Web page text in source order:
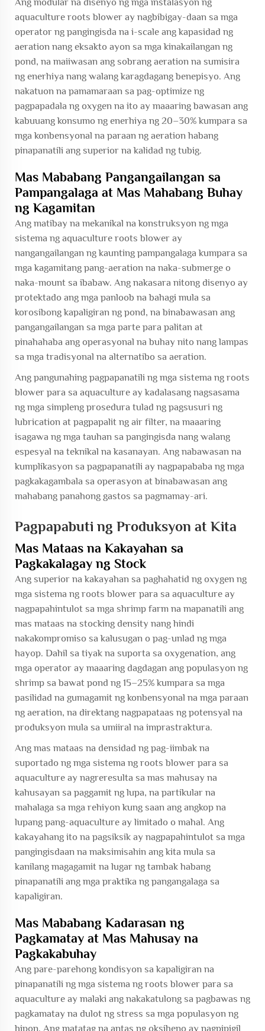
aquaculture roots blower ay nagbibigay-daan sa mga
operator ng pangingisda na i-scale ang kapasidad ng
aeration nang eksakto ayon sa mga kinakailangan ng
pond, na maiiwasan ang sobrang aeration na sumisira
ng enerhiya nang walang karagdagang benepisyo. Ang
nakatuon na pamamaraan sa pag-optimize ng
pagpapadala ng oxygen na ito ay maaaring bawasan ang
kabuuang konsumo ng enerhiya ng 20–30% kumpara sa
mga konbensyonal na paraan ng aeration habang
pinapanatili ang superior na kalidad ng tubig.
Mas Mababang Pangangailangan sa
Pampangalaga at Mas Mahabang Buhay
ng Kagamitan
Ang matibay na mekanikal na konstruksyon ng mga
sistema ng aquaculture roots blower ay
nangangailangan ng kaunting pampangalaga kumpara sa
mga kagamitang pang-aeration na naka-submerge o
naka-mount sa ibabaw. Ang nakasara nitong disenyo ay
protektado ang mga panloob na bahagi mula sa
korosibong kapaligiran ng pond, na binabawasan ang
pangangailangan sa mga parte para palitan at
pinahahaba ang operasyonal na buhay nito nang lampas
sa mga tradisyonal na alternatibo sa aeration.
Ang pangunahing pagpapanatili ng mga sistema ng roots
blower para sa aquaculture ay kadalasang nagsasama
ng mga simpleng prosedura tulad ng pagsusuri ng
lubrication at pagpapalit ng air filter, na maaaring
isagawa ng mga tauhan sa pangingisda nang walang
espesyal na teknikal na kasanayan. Ang nabawasan na
kumplikasyon sa pagpapanatili ay nagpapababa ng mga
pagkakagambala sa operasyon at binabawasan ang
mahabang panahong gastos sa pagmamay-ari.
Pagpapabuti ng Produksyon at Kita
Mas Mataas na Kakayahan sa
Pagkakalagay ng Stock
Ang superior na kakayahan sa paghahatid ng oxygen ng
mga sistema ng roots blower para sa aquaculture ay
nagpapahintulot sa mga shrimp farm na mapanatili ang
mas mataas na stocking density nang hindi
nakakompromiso sa kalusugan o pag-unlad ng mga
hayop. Dahil sa tiyak na suporta sa oxygenation, ang
mga operator ay maaaring dagdagan ang populasyon ng
shrimp sa bawat pond ng 15–25% kumpara sa mga
pasilidad na gumagamit ng konbensyonal na mga paraan
ng aeration, na direktang nagpapataas ng potensyal na
produksyon mula sa umiiral na imprastraktura.
Ang mas mataas na densidad ng pag-iimbak na
suportado ng mga sistema ng roots blower para sa
aquaculture ay nagreresulta sa mas mahusay na
kahusayan sa paggamit ng lupa, na partikular na
mahalaga sa mga rehiyon kung saan ang angkop na
lupang pang-aquaculture ay limitado o mahal. Ang
kakayahang ito na pagsiksik ay nagpapahintulot sa mga
pangingisdaan na maksimisahin ang kita mula sa
kanilang magagamit na lugar ng tambak habang
pinapanatili ang mga praktika ng pangangalaga sa
kapaligiran.
Mas Mababang Kadarasan ng
Pagkamatay at Mas Mahusay na
Pagkakabuhay
Ang pare-parehong kondisyon sa kapaligiran na
pinapanatili ng mga sistema ng roots blower para sa
aquaculture ay malaki ang nakakatulong sa pagbawas ng
pagkamatay na dulot ng stress sa mga populasyon ng
hipon. Ang matatag na antas ng oksiheno ay nagpipigil